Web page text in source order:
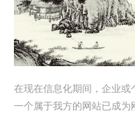
在现在信息化期间，企业或
一个属于我方的网站已成